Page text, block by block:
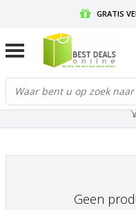
GRATIS
GRATIS
Geen